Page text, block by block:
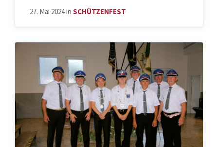
27. Mai 2024in SCHÜTZENFEST